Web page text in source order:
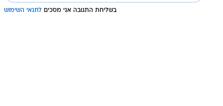
בשליחת התגובה אני מסכים לתנאי השימוש